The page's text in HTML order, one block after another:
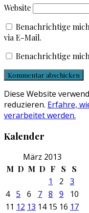
Website
Benachrichtige
via E-Mail.
Benachrichtige
Diese Website
reduzieren. Erfahre,
verarbeitet werden.
Kalender
März 2013
M D M D F S S
1 2
3
4 5 6 7 8 9
10
11 12 13 14 15 16 17